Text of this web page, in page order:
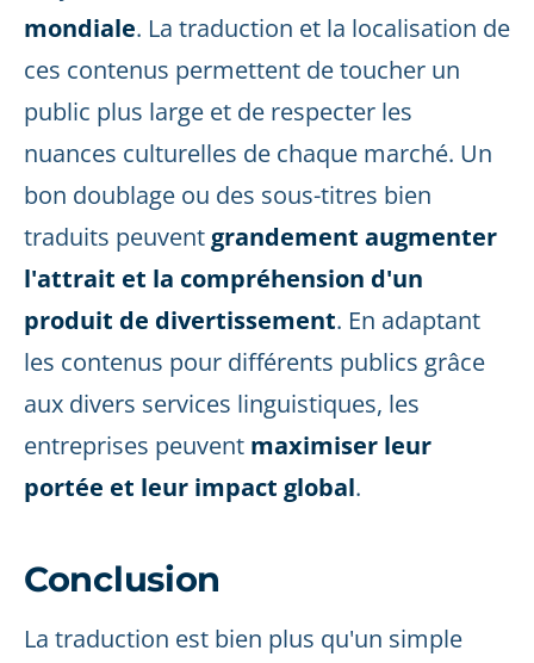
mondiale. La traduction et la localisation de
ces contenus permettent de toucher un
public plus large et de respecter les
nuances culturelles de chaque marché. Un
bon doublage ou des sous-titres bien
traduits peuvent grandement augmenter
l'attrait et la compréhension d'un
produit de divertissement. En adaptant
les contenus pour différents publics grâce
aux divers services linguistiques, les
entreprises peuvent maximiser leur
portée et leur impact global.
Conclusion
La traduction est bien plus qu'un simple